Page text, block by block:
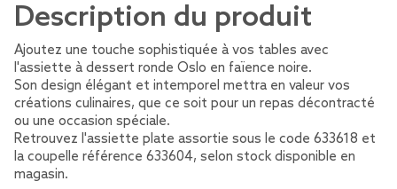
Description du produit
Ajoutez une touche sophistiquée à vos tables avec
l'assiette à dessert ronde Oslo en faïence noire.
Son design élégant et intemporel mettra en valeur vos
créations culinaires, que ce soit pour un repas décontracté
ou une occasion spéciale.
Retrouvez l'assiette plate assortie sous le code 633618 et
la coupelle référence 633604, selon stock disponible en
magasin.